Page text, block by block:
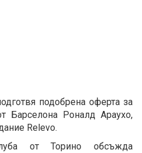
подобрена оферта за
Барселона Роналд Араухо,
Relevo.
от Торино обсъжда